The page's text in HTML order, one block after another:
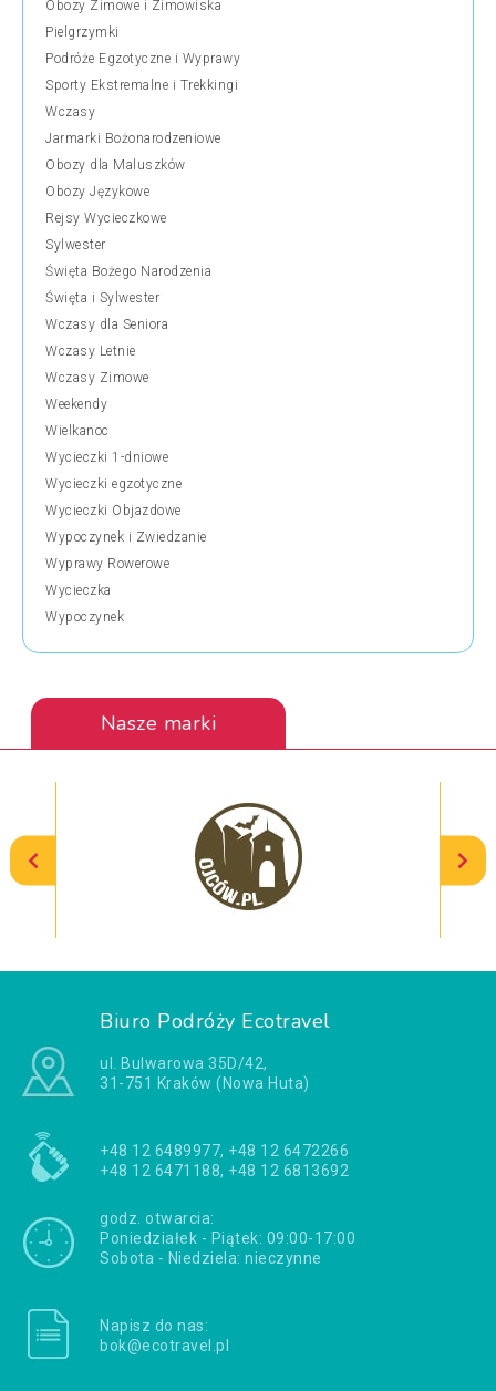
Obozy Zimowe i Zimowiska
Pielgrzymki
Podróże Egzotyczne i Wyprawy
Sporty Ekstremalne i Trekkingi
Wczasy
Jarmarki Bożonarodzeniowe
Obozy dla Maluszków
Obozy Językowe
Rejsy Wycieczkowe
Sylwester
Święta Bożego Narodzenia
Święta i Sylwester
Wczasy dla Seniora
Wczasy Letnie
Wczasy Zimowe
Weekendy
Wielkanoc
Wycieczki 1-dniowe
Wycieczki egzotyczne
Wycieczki Objazdowe
Wypoczynek i Zwiedzanie
Wyprawy Rowerowe
Wycieczka
Wypoczynek
Nasze marki
Biuro Podróży Ecotravel
ul. Bulwarowa 35D/42,
31-751 Kraków (Nowa Huta)
+48 12 6489977, +48 12 6472266
+48 12 6471188, +48 12 6813692
godz. otwarcia:
Poniedziałek - Piątek: 09:00-17:00
Sobota - Niedziela: nieczynne
Napisz do nas:
bok@ecotravel.pl